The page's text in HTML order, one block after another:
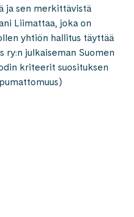
ja sen merkittävistä
Liimattaa, joka on
yhtiön hallitus täyttää
julkaiseman Suomen
kriteerit suosituksen